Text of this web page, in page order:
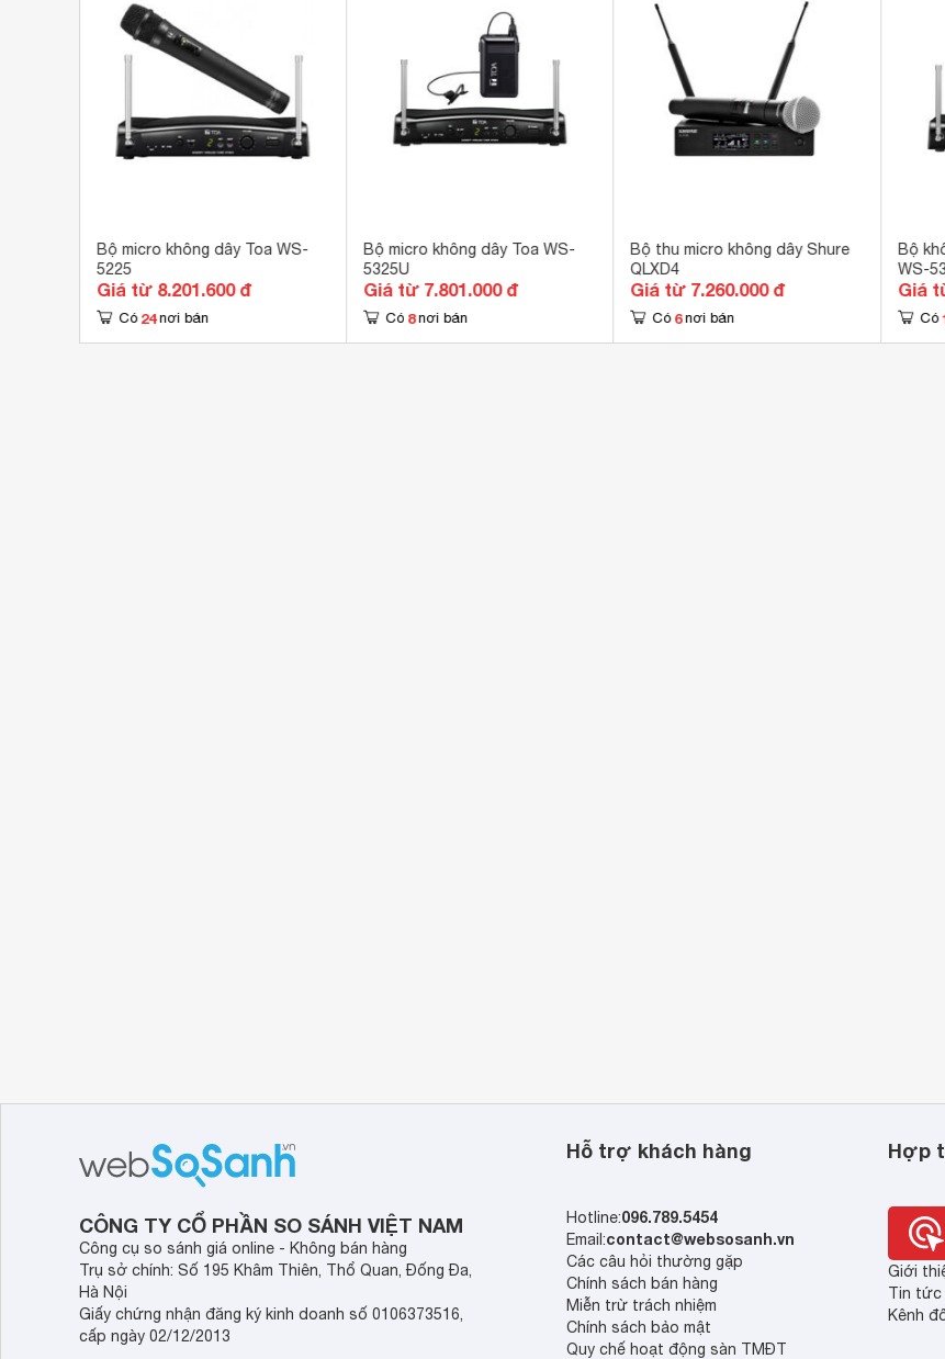
Bộ micro không dây Toa WS-
5225
Giá từ 8.201.600 đ
Có 24 nơi bán
Bộ micro không dây Toa WS-
5325U
Giá từ 7.801.000 đ
Có 8 nơi bán
Bộ thu micro không dây Shure
QLXD4
Giá từ 7.260.000 đ
Có 6 nơi bán
Bộ
WS-
Giá
Có
CÔNG TY CỔ PHẦN SO SÁNH VIỆT NAM
Công cụ so sánh giá online - Không bán hàng
Trụ sở chính: Số 195 Khâm Thiên, Thổ Quan, Đống Đa,
Hà Nội
Giấy chứng nhận đăng ký kinh doanh số 0106373516,
cấp ngày 02/12/2013
Hỗ trợ khách hàng
Hotline:096.789.5454
Email:contact@websosanh.vn
Các câu hỏi thường gặp
Chính sách bán hàng
Miễn trừ trách nhiệm
Chính sách bảo mật
Quy chế hoạt động sàn TMĐT
Hợp
Giới
Tin tức
Kênh